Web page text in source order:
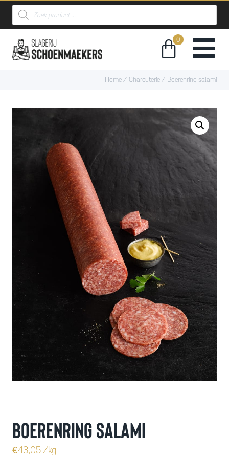
Home/ Charcuterie/ Boerenring salami
Boerenring salami
€43,05/kg